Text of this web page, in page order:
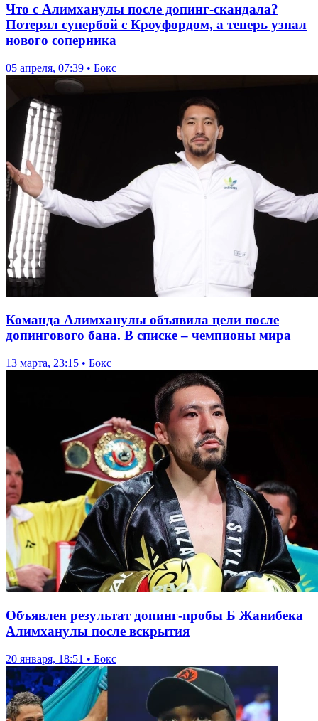
Что с Алимханулы после допинг-скандала?
Потерял супербой с Кроуфордом, а теперь узнал
нового соперника
05 апреля, 07:39 • Бокс
Команда Алимханулы объявила цели после
допингового бана. В списке – чемпионы мира
13 марта, 23:15 • Бокс
Объявлен результат допинг-пробы Б Жанибека
Алимханулы после вскрытия
20 января, 18:51 • Бокс